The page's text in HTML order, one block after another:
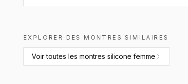
EXPLORER DES MONTRES SIMILAIRES
Voir toutes les montres silicone femme